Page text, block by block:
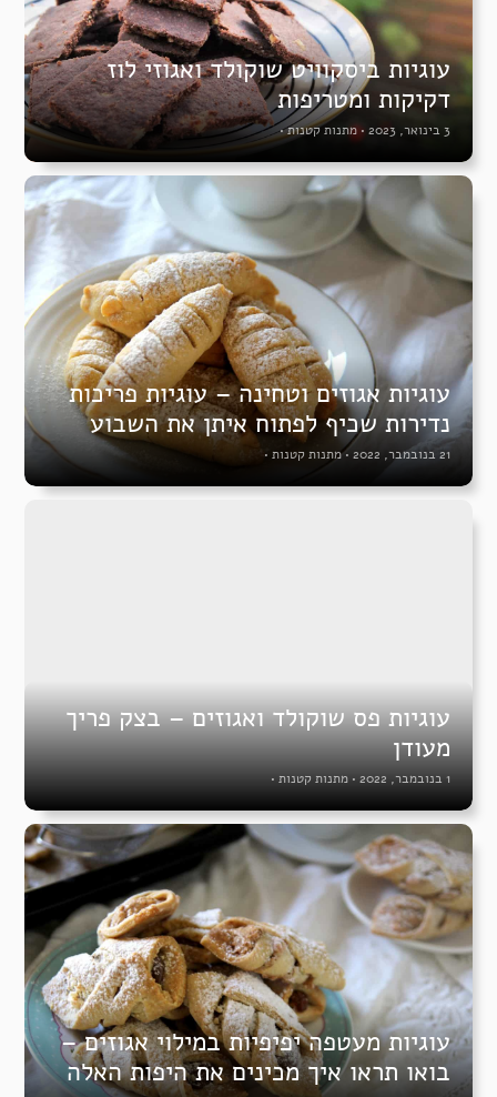
עוגיות ביסקוויט שוקולד ואגוזי לוז
דקיקות ומטריפות
3 בינואר, 2023 •מתנות קטנות•
עוגיות אגוזים וטחינה – עוגיות פריכות
נדירות שכיף לפתוח איתן את השבוע
21 בנובמבר, 2022 •מתנות קטנות •
עוגיות פס שוקולד ואגוזים – בצק פריך
מעודן
1 בנובמבר, 2022 • מתנות קטנות •
עוגיות מעטפה יפיפיות במילוי אגוזים –
בואו תראו איך מכינים את היפות האלה